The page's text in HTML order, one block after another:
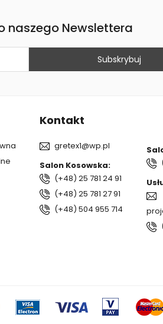
naszego Newslettera
Kontakt
gretex1@wp.pl
Salon Kosowska:
(+48) 25 781 24 91
(+48) 25 781 27 91
(+48) 504 955 714